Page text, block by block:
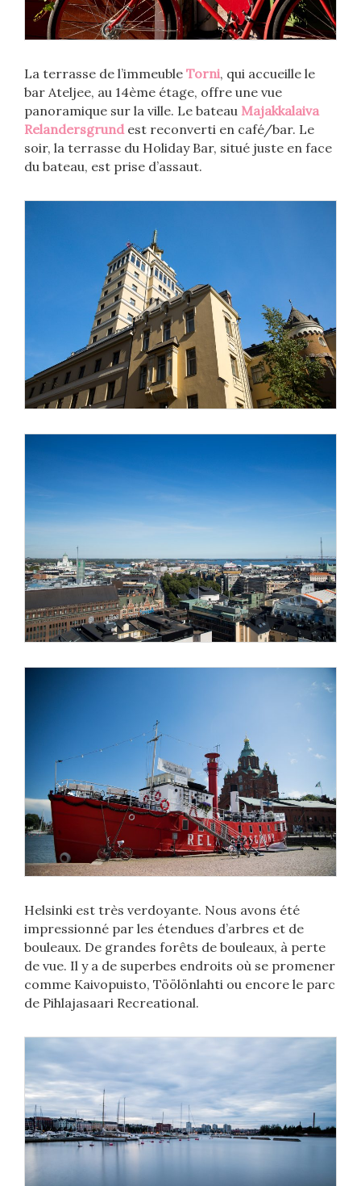
La terrasse de l’immeuble Torni, qui accueille le
bar Ateljee, au 14ème étage, offre une vue
panoramique sur la ville. Le bateau Majakkalaiva
Relandersgrund est reconverti en café/bar. Le
soir, la terrasse du Holiday Bar, situé juste en face
du bateau, est prise d’assaut.
Helsinki est très verdoyante. Nous avons été
impressionné par les étendues d’arbres et de
bouleaux. De grandes forêts de bouleaux, à perte
de vue. Il y a de superbes endroits où se promener
comme Kaivopuisto, Töölönlahti ou encore le parc
de Pihlajasaari Recreational.